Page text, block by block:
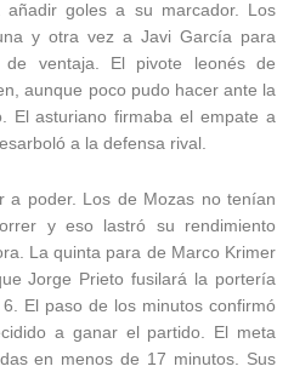
añadir goles a su marcador. Los
y otra vez a Javi García para
de ventaja. El pivote leonés de
aunque poco pudo hacer ante la
El asturiano firmaba el empate a
a la defensa rival.
a poder. Los de Mozas no tenían
y eso lastró su rendimiento
La quinta para de Marco Krimer
Jorge Prieto fusilará la portería
El paso de los minutos confirmó
a ganar el partido. El meta
en menos de 17 minutos. Sus